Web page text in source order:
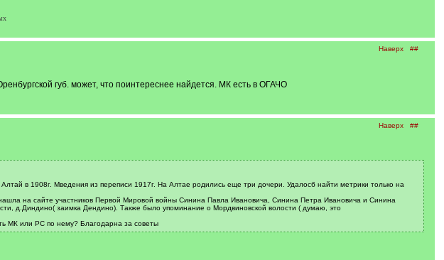
Наверх ##
губ. может, что поинтереснее найдется. МК есть в ОГАЧО
Наверх ##
в 1908г. Мведения из переписи 1917г. На Алтае родились еще три дочери. Удалосб найти метрики только на
на сайте участников Первой Мировой войны Синина Павла Ивановича, Синина Петра Ивановича и Синина
д.Диндино( заимка Дендино). Также было упоминание о Мордвиновской волости ( думаю, это
МК или РС по нему? Благодарна за советы